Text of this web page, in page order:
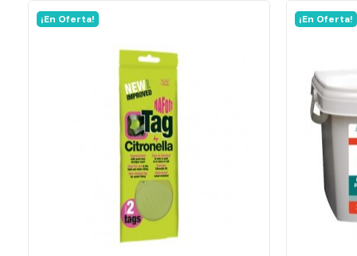
¡En Oferta! ¡En Oferta!